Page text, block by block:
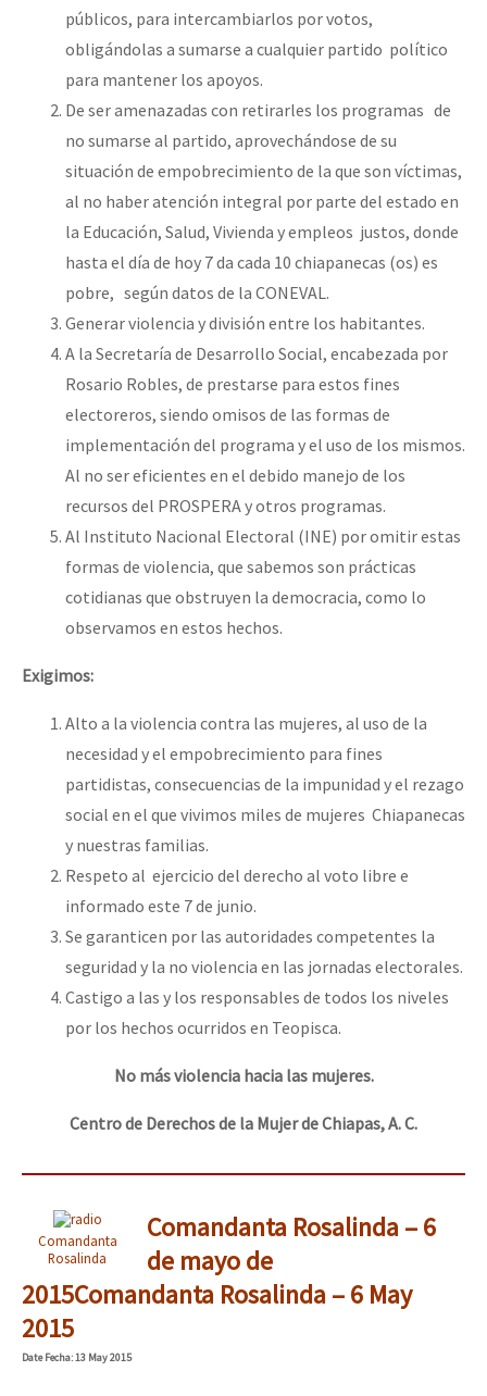
públicos, para intercambiarlos por votos,
obligándolas a sumarse a cualquier partido político
para mantener los apoyos.
De ser amenazadas con retirarles los programas de
no sumarse al partido, aprovechándose de su
situación de empobrecimiento de la que son víctimas,
al no haber atención integral por parte del estado en
la Educación, Salud, Vivienda y empleos justos, donde
hasta el día de hoy 7 da cada 10 chiapanecas (os) es
pobre, según datos de la CONEVAL.
Generar violencia y división entre los habitantes.
A la Secretaría de Desarrollo Social, encabezada por
Rosario Robles, de prestarse para estos fines
electoreros, siendo omisos de las formas de
implementación del programa y el uso de los mismos.
Al no ser eficientes en el debido manejo de los
recursos del PROSPERA y otros programas.
Al Instituto Nacional Electoral (INE) por omitir estas
formas de violencia, que sabemos son prácticas
cotidianas que obstruyen la democracia, como lo
observamos en estos hechos.
Exigimos:
Alto a la violencia contra las mujeres, al uso de la
necesidad y el empobrecimiento para fines
partidistas, consecuencias de la impunidad y el rezago
social en el que vivimos miles de mujeres Chiapanecas
y nuestras familias.
Respeto al ejercicio del derecho al voto libre e
informado este 7 de junio.
Se garanticen por las autoridades competentes la
seguridad y la no violencia en las jornadas electorales.
Castigo a las y los responsables de todos los niveles
por los hechos ocurridos en Teopisca.
No más violencia hacia las mujeres.
Centro de Derechos de la Mujer de Chiapas, A. C.
Comandanta
Rosalinda
Comandanta Rosalinda – 6
de mayo de
2015Comandanta Rosalinda – 6 May
2015
DateFecha: 13 May 2015